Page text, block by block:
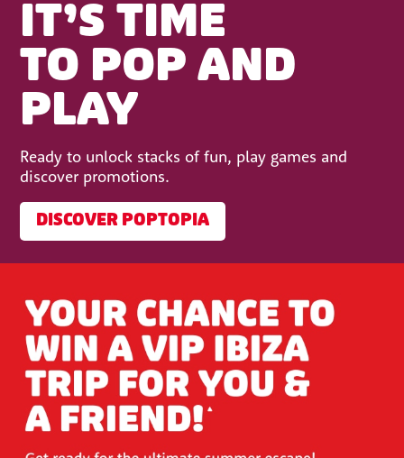
IT’S TIME
TO POP AND
PLAY
Ready to unlock stacks of fun, play games and
discover promotions.
DISCOVER POPTOPIA